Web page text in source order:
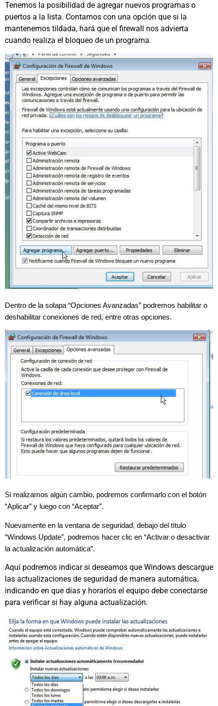
Tenemos la posibilidad de agregar nuevos programas o
puertos a la lista. Contamos con una opción que si la
mantenemos tildada, hará que el firewall nos advierta
cuando realiza el bloqueo de un programa.
Dentro de la solapa “Opciones Avanzadas” podremos habilitar o
deshabilitar conexiones de red, entre otras opciones.
Si realizamos algún cambio, podremos confirmarlo con el botón
“Aplicar” y luego con “Aceptar”.
Nuevamente en la ventana de seguridad, debajo del título
“Windows Update”, podremos hacer clic en “Activar o desactivar
la actualización automática”.
Aquí podremos indicar si deseamos que Windows descargue
las actualizaciones de seguridad de manera automática,
indicando en que días y horarios el equipo debe conectarse
para verificar si hay alguna actualización.